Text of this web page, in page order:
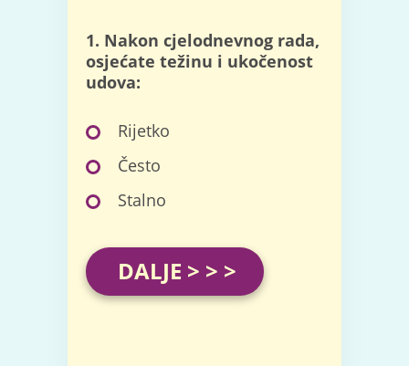
1. Nakon cjelodnevnog rada,
osjećate težinu i ukočenost
udova:
Rijetko
Često
Stalno
DALJE > > >